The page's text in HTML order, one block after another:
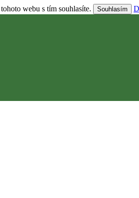
webu s tím souhlasíte. Souhlasím